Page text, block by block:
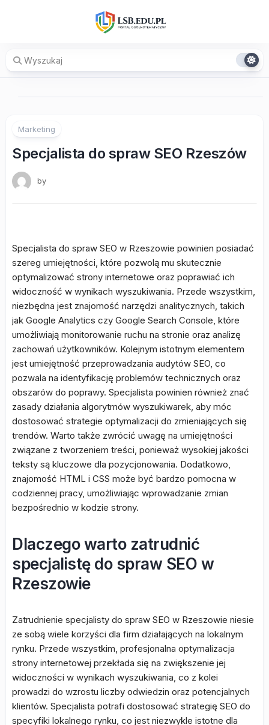
Marketing
Specjalista do spraw SEO Rzeszów
by
Specjalista do spraw SEO w Rzeszowie powinien posiadać
szereg umiejętności, które pozwolą mu skutecznie
optymalizować strony internetowe oraz poprawiać ich
widoczność w wynikach wyszukiwania. Przede wszystkim,
niezbędna jest znajomość narzędzi analitycznych, takich
jak Google Analytics czy Google Search Console, które
umożliwiają monitorowanie ruchu na stronie oraz analizę
zachowań użytkowników. Kolejnym istotnym elementem
jest umiejętność przeprowadzania audytów SEO, co
pozwala na identyfikację problemów technicznych oraz
obszarów do poprawy. Specjalista powinien również znać
zasady działania algorytmów wyszukiwarek, aby móc
dostosować strategie optymalizacji do zmieniających się
trendów. Warto także zwrócić uwagę na umiejętności
związane z tworzeniem treści, ponieważ wysokiej jakości
teksty są kluczowe dla pozycjonowania. Dodatkowo,
znajomość HTML i CSS może być bardzo pomocna w
codziennej pracy, umożliwiając wprowadzanie zmian
bezpośrednio w kodzie strony.
Dlaczego warto zatrudnić
specjalistę do spraw SEO w
Rzeszowie
Zatrudnienie specjalisty do spraw SEO w Rzeszowie niesie
ze sobą wiele korzyści dla firm działających na lokalnym
rynku. Przede wszystkim, profesjonalna optymalizacja
strony internetowej przekłada się na zwiększenie jej
widoczności w wynikach wyszukiwania, co z kolei
prowadzi do wzrostu liczby odwiedzin oraz potencjalnych
klientów. Specjalista potrafi dostosować strategię SEO do
specyfiki lokalnego rynku, co jest niezwykle istotne dla